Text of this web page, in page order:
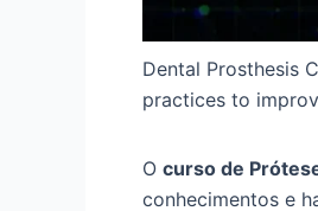
Dental Prosthesis
practices to
O curso de
conhecimentos e